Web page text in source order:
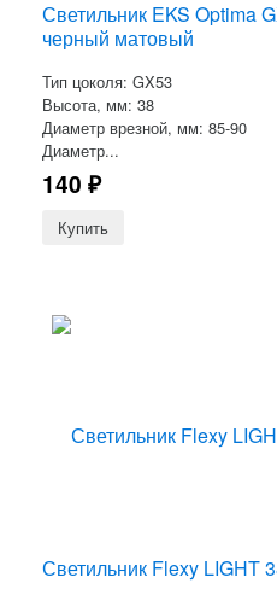
Светильник EKS Optima
черный матовый
Тип цоколя: GX53
Высота, мм: 38
Диаметр врезной, мм: 85-90
Диаметр...
140 ₽
Светильник Flexy LIGHT